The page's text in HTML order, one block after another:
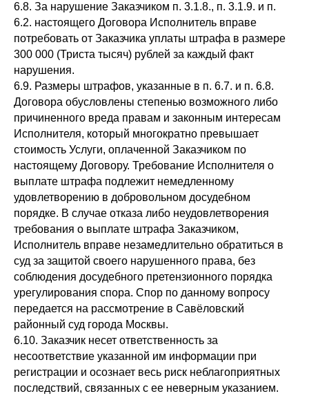
6.8. За нарушение Заказчиком п. 3.1.8., п. 3.1.9. и п.
6.2. настоящего Договора Исполнитель вправе
потребовать от Заказчика уплаты штрафа в размере
300 000 (Триста тысяч) рублей за каждый факт
нарушения.
6.9. Размеры штрафов, указанные в п. 6.7. и п. 6.8.
Договора обусловлены степенью возможного либо
причиненного вреда правам и законным интересам
Исполнителя, который многократно превышает
стоимость Услуги, оплаченной Заказчиком по
настоящему Договору. Требование Исполнителя о
выплате штрафа подлежит немедленному
удовлетворению в добровольном досудебном
порядке. В случае отказа либо неудовлетворения
требования о выплате штрафа Заказчиком,
Исполнитель вправе незамедлительно обратиться в
суд за защитой своего нарушенного права, без
соблюдения досудебного претензионного порядка
урегулирования спора. Спор по данному вопросу
передается на рассмотрение в Савёловский
районный суд города Москвы.
6.10. Заказчик несет ответственность за
несоответствие указанной им информации при
регистрации и осознает весь риск неблагоприятных
последствий, связанных с ее неверным указанием.